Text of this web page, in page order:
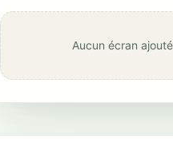
Aucun écran